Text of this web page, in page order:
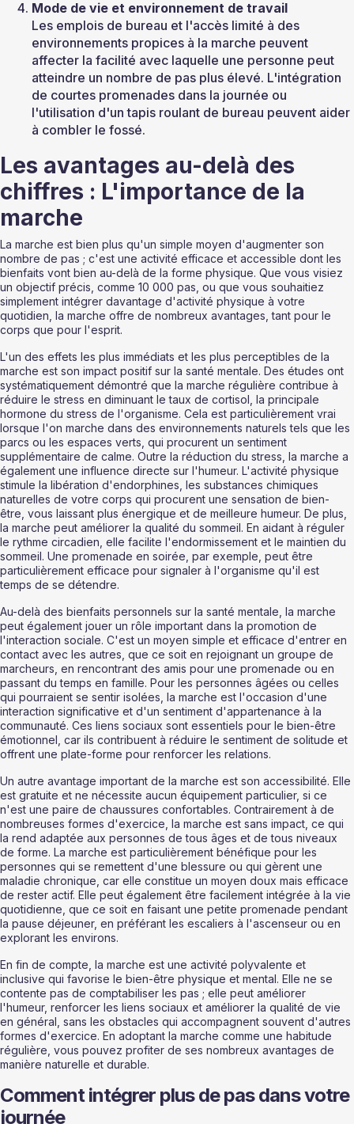
Mode de vie et environnement de travail
Les emplois de bureau et l'accès limité à des
environnements propices à la marche peuvent
affecter la facilité avec laquelle une personne peut
atteindre un nombre de pas plus élevé. L'intégration
de courtes promenades dans la journée ou
l'utilisation d'un tapis roulant de bureau peuvent aider
à combler le fossé.
Les avantages au-delà des
chiffres : L'importance de la
marche
La marche est bien plus qu'un simple moyen d'augmenter son
nombre de pas ; c'est une activité efficace et accessible dont les
bienfaits vont bien au-delà de la forme physique. Que vous visiez
un objectif précis, comme 10 000 pas, ou que vous souhaitiez
simplement intégrer davantage d'activité physique à votre
quotidien, la marche offre de nombreux avantages, tant pour le
corps que pour l'esprit.
L'un des effets les plus immédiats et les plus perceptibles de la
marche est son impact positif sur la santé mentale. Des études ont
systématiquement démontré que la marche régulière contribue à
réduire le stress en diminuant le taux de cortisol, la principale
hormone du stress de l'organisme. Cela est particulièrement vrai
lorsque l'on marche dans des environnements naturels tels que les
parcs ou les espaces verts, qui procurent un sentiment
supplémentaire de calme. Outre la réduction du stress, la marche a
également une influence directe sur l'humeur. L'activité physique
stimule la libération d'endorphines, les substances chimiques
naturelles de votre corps qui procurent une sensation de bien-
être, vous laissant plus énergique et de meilleure humeur. De plus,
la marche peut améliorer la qualité du sommeil. En aidant à réguler
le rythme circadien, elle facilite l'endormissement et le maintien du
sommeil. Une promenade en soirée, par exemple, peut être
particulièrement efficace pour signaler à l'organisme qu'il est
temps de se détendre.
Au-delà des bienfaits personnels sur la santé mentale, la marche
peut également jouer un rôle important dans la promotion de
l'interaction sociale. C'est un moyen simple et efficace d'entrer en
contact avec les autres, que ce soit en rejoignant un groupe de
marcheurs, en rencontrant des amis pour une promenade ou en
passant du temps en famille. Pour les personnes âgées ou celles
qui pourraient se sentir isolées, la marche est l'occasion d'une
interaction significative et d'un sentiment d'appartenance à la
communauté. Ces liens sociaux sont essentiels pour le bien-être
émotionnel, car ils contribuent à réduire le sentiment de solitude et
offrent une plate-forme pour renforcer les relations.
Un autre avantage important de la marche est son accessibilité. Elle
est gratuite et ne nécessite aucun équipement particulier, si ce
n'est une paire de chaussures confortables. Contrairement à de
nombreuses formes d'exercice, la marche est sans impact, ce qui
la rend adaptée aux personnes de tous âges et de tous niveaux
de forme. La marche est particulièrement bénéfique pour les
personnes qui se remettent d'une blessure ou qui gèrent une
maladie chronique, car elle constitue un moyen doux mais efficace
de rester actif. Elle peut également être facilement intégrée à la vie
quotidienne, que ce soit en faisant une petite promenade pendant
la pause déjeuner, en préférant les escaliers à l'ascenseur ou en
explorant les environs.
En fin de compte, la marche est une activité polyvalente et
inclusive qui favorise le bien-être physique et mental. Elle ne se
contente pas de comptabiliser les pas ; elle peut améliorer
l'humeur, renforcer les liens sociaux et améliorer la qualité de vie
en général, sans les obstacles qui accompagnent souvent d'autres
formes d'exercice. En adoptant la marche comme une habitude
régulière, vous pouvez profiter de ses nombreux avantages de
manière naturelle et durable.
Comment intégrer plus de pas dans votre
journée